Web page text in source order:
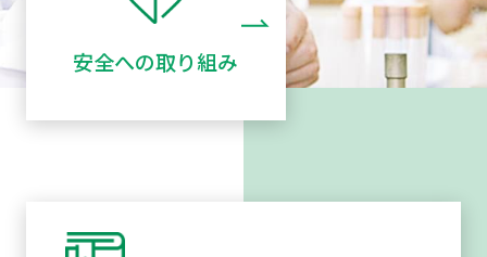
安全への取り組み